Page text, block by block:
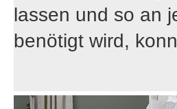
lassen und so an
benötigt wird,